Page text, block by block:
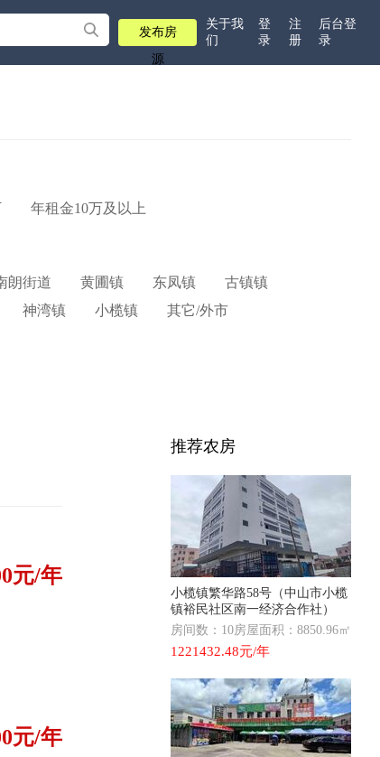
发布房
源
关于我
们
登
录
注
册
后台登
录
年租金10万及以上
朗街道 黄圃镇 东凤镇
古镇镇
神湾镇 小榄镇 其它/外市
元/年
元/年
推荐农房
小榄镇繁华路58号（中山市小榄
镇裕民社区南一经济合作社）
房间数：10房屋面积：8850.96㎡
1221432.48元/年